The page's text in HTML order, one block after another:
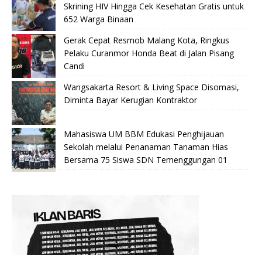
Skrining HIV Hingga Cek Kesehatan Gratis untuk
652 Warga Binaan
Gerak Cepat Resmob Malang Kota, Ringkus
Pelaku Curanmor Honda Beat di Jalan Pisang
Candi
Wangsakarta Resort & Living Space Disomasi,
Diminta Bayar Kerugian Kontraktor
Mahasiswa UM BBM Edukasi Penghijauan
Sekolah melalui Penanaman Tanaman Hias
Bersama 75 Siswa SDN Temenggungan 01